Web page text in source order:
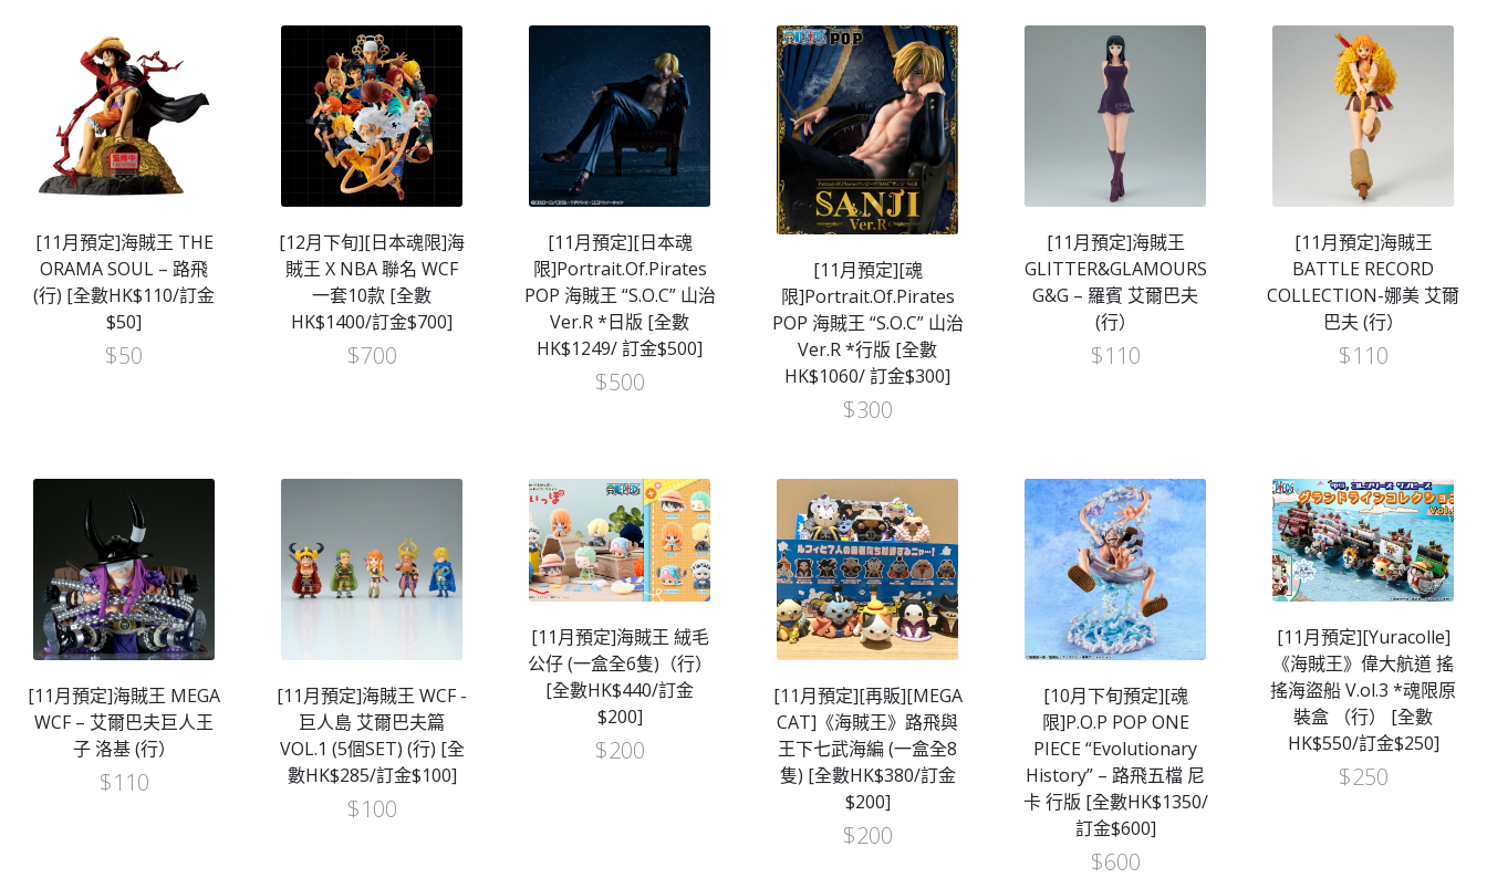
[11月預定]海賊王 THE
ORAMA SOUL – 路飛
(行) [全數HK$110/訂金
$50]
$50
[12月下旬][日本魂限]海
賊王 X NBA 聯名 WCF
一套10款 [全數
HK$1400/訂金$700]
$700
[11月預定][日本魂
限]Portrait.Of.Pirates
POP 海賊王 “S.O.C” 山治
Ver.R *日版 [全數
HK$1249/ 訂金$500]
$500
[11月預定][魂
限]Portrait.Of.Pirates
POP 海賊王 “S.O.C” 山治
Ver.R *行版 [全數
HK$1060/ 訂金$300]
$300
[11月預定]海賊王
GLITTER&GLAMOURS
G&G – 羅賓 艾爾巴夫
(行）
$110
[11月預定]海賊王
BATTLE RECORD
COLLECTION-娜美 艾爾
巴夫 (行）
$110
[11月預定]海賊王 MEGA
WCF – 艾爾巴夫巨人王
子 洛基 (行）
$110
[11月預定]海賊王 WCF -
巨人島 艾爾巴夫篇
VOL.1 (5個SET) (行) [全
數HK$285/訂金$100]
$100
[11月預定]海賊王 絨毛
公仔 (一盒全6隻)（行）
[全數HK$440/訂金
$200]
$200
[11月預定][再販][MEGA
CAT]《海賊王》路飛與
王下七武海編 (一盒全8
隻) [全數HK$380/訂金
$200]
$200
[10月下旬預定][魂
限]P.O.P POP ONE
PIECE “Evolutionary
History” – 路飛五檔 尼
卡 行版 [全數HK$1350/
訂金$600]
$600
[11月預定][Yuracolle]
《海賊王》偉大航道 搖
搖海盜船 V.ol.3 *魂限原
裝盒 （行） [全數
HK$550/訂金$250]
$250